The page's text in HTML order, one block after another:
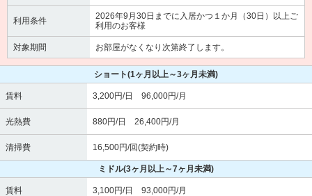
利用条件
2026年9月30日までに入居かつ１か月（30日）以上ご
利用のお客様
対象期間 お部屋がなくなり次第終了します。
ショート(1ヶ月以上～3ヶ月未満)
賃料 3,200円/日 96,000円/月
光熱費 880円/日 26,400円/月
清掃費 16,500円/回(契約時)
ミドル(3ヶ月以上～7ヶ月未満)
賃料 3,100円/日 93,000円/月